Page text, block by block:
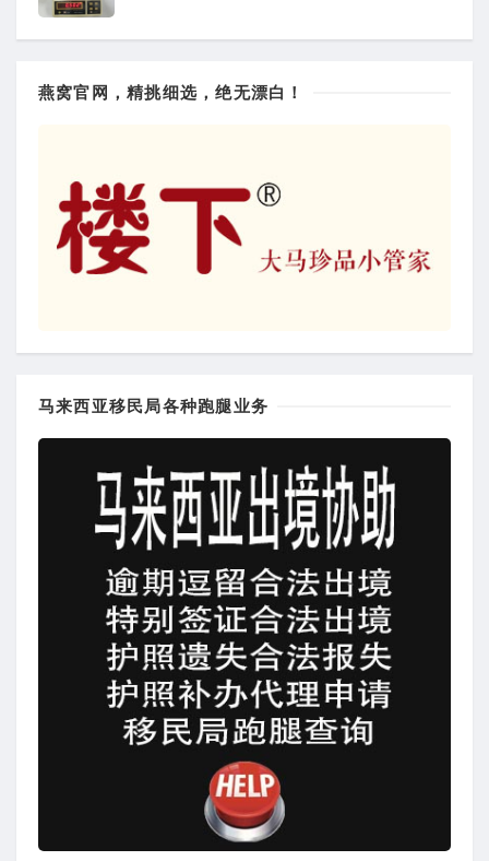
燕窝官网，精挑细选，绝无漂白！
马来西亚移民局各种跑腿业务